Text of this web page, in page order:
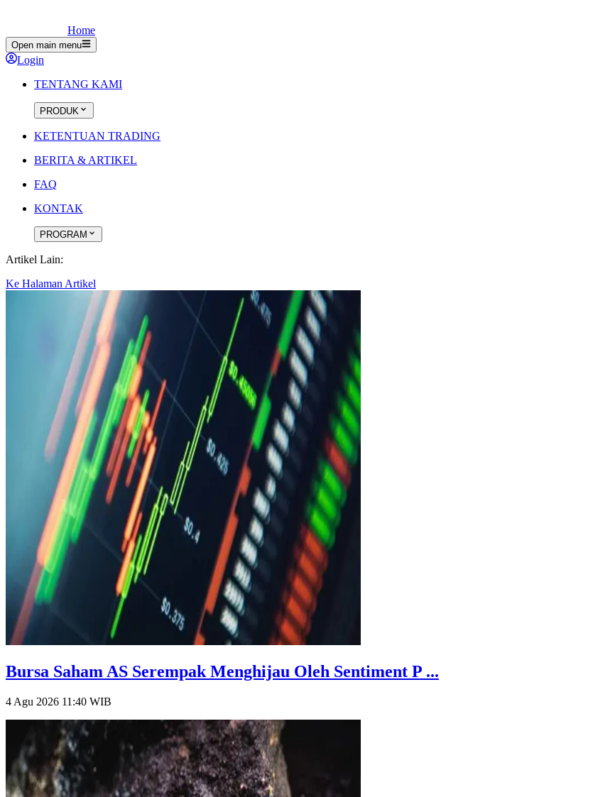
Home
Open main menu
Login
TENTANG KAMI
PRODUK
KETENTUAN TRADING
BERITA & ARTIKEL
FAQ
KONTAK
PROGRAM
Artikel Lain:
Ke Halaman Artikel
Bursa Saham AS Serempak Menghijau Oleh Sentiment P ...
4 Agu 2026 11:40 WIB